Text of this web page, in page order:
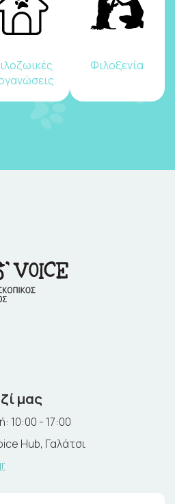
Φιλοξενία
μας
10:00 - 17:00
Hub, Γαλάτσι